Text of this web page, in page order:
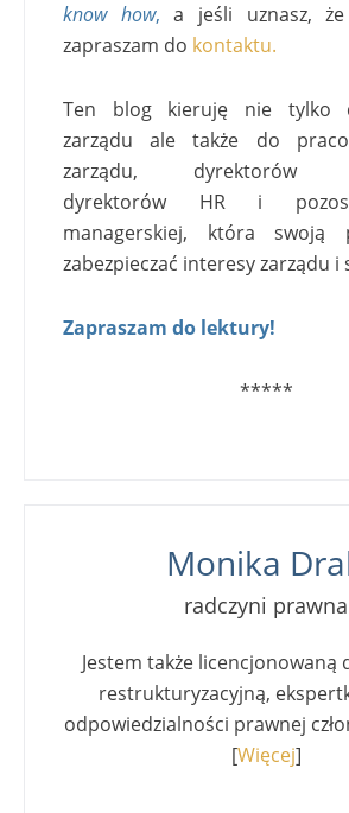
know how, a jeśli uznasz,
zapraszam do kontaktu.
Ten blog kieruję nie tylko
zarządu ale także do
zarządu, dyrektorów
dyrektorów HR i
managerskiej, która swoją
zabezpieczać interesy zarządu i
Zapraszam do lektury!
*****
Monika
radczyni prawna
Jestem także licencjonowaną
restrukturyzacyjną,
odpowiedzialności prawnej
[Więcej]